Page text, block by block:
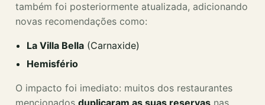
também foi posteriormente atualizada, adicionando
novas recomendações como:
La Villa Bella (Carnaxide)
Hemisfério
O impacto foi imediato: muitos dos restaurantes